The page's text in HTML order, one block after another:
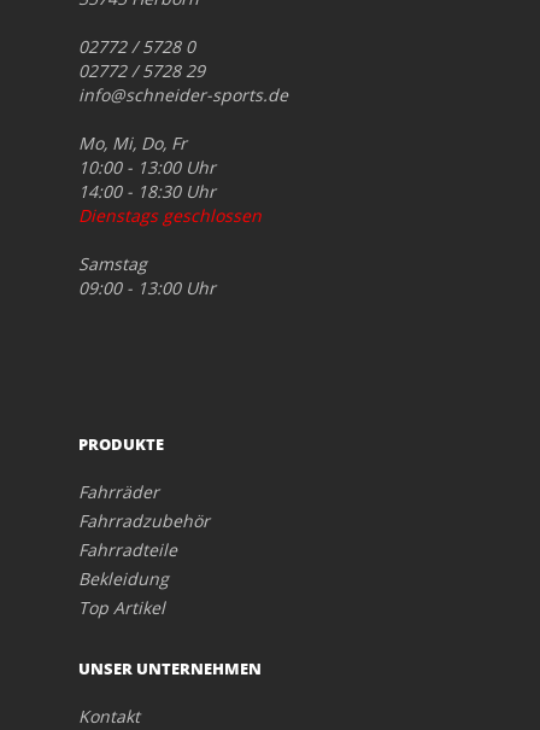
02772 / 5728 0
02772 / 5728 29
info@schneider-sports.de
Mo, Mi, Do, Fr
10:00 - 13:00 Uhr
14:00 - 18:30 Uhr
Dienstags geschlossen
Samstag
09:00 - 13:00 Uhr
PRODUKTE
Fahrräder
Fahrradzubehör
Fahrradteile
Bekleidung
Top Artikel
UNSER UNTERNEHMEN
Kontakt